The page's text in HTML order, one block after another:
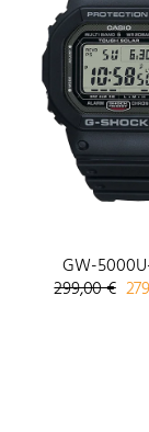
GW-
299,00€